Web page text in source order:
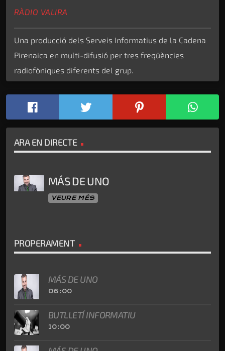
RÀDIO VALIRA
Una producció dels Serveis Informatius de la Cadena
Pirenaica en multi-difusió per tres freqüències
radiofòniques diferents del grup.
ARA EN DIRECTE
MÁS DE UNO
VEURE MÉS
PROPERAMENT
MÁS DE UNO
06:00
BUTLLETÍ INFORMATIU
10:00